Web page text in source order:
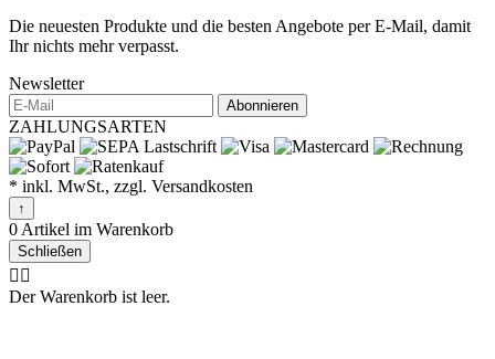
Die neuesten Produkte und die besten Angebote per E-Mail, damit
Ihr nichts mehr verpasst.
Newsletter
Abonnieren
ZAHLUNGSARTEN
* inkl. MwSt., zzgl. Versandkosten
↑
0 Artikel im Warenkorb
Schließen
🤷‍♂️
Der Warenkorb ist leer.